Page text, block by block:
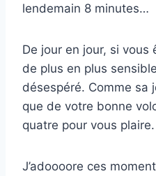
lendemain 8 minutes…
De jour en jour, si
de plus en plus
désespéré. Comme sa
que de votre bonne
quatre pour vous plaire.
J’adoooore ces